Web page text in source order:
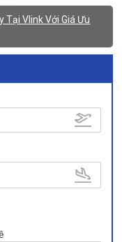
Tại Vlink Với Giá Ưu